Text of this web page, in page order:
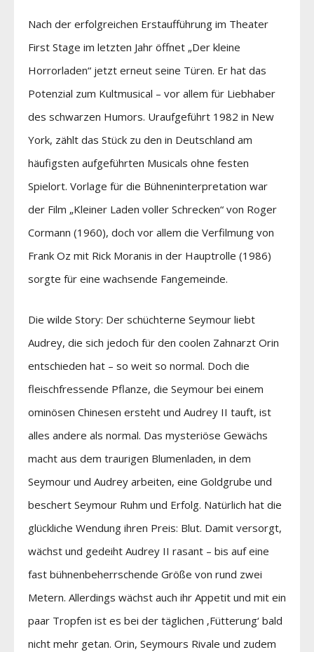
Nach der erfolgreichen Erstaufführung im Theater
First Stage im letzten Jahr öffnet „Der kleine
Horrorladen“ jetzt erneut seine Türen. Er hat das
Potenzial zum Kultmusical – vor allem für Liebhaber
des schwarzen Humors. Uraufgeführt 1982 in New
York, zählt das Stück zu den in Deutschland am
häufigsten aufgeführten Musicals ohne festen
Spielort. Vorlage für die Bühneninterpretation war
der Film „Kleiner Laden voller Schrecken“ von Roger
Cormann (1960), doch vor allem die Verfilmung von
Frank Oz mit Rick Moranis in der Hauptrolle (1986)
sorgte für eine wachsende Fangemeinde.
Die wilde Story: Der schüchterne Seymour liebt
Audrey, die sich jedoch für den coolen Zahnarzt Orin
entschieden hat – so weit so normal. Doch die
fleischfressende Pflanze, die Seymour bei einem
ominösen Chinesen ersteht und Audrey II tauft, ist
alles andere als normal. Das mysteriöse Gewächs
macht aus dem traurigen Blumenladen, in dem
Seymour und Audrey arbeiten, eine Goldgrube und
beschert Seymour Ruhm und Erfolg. Natürlich hat die
glückliche Wendung ihren Preis: Blut. Damit versorgt,
wächst und gedeiht Audrey II rasant – bis auf eine
fast bühnenbeherrschende Größe von rund zwei
Metern. Allerdings wächst auch ihr Appetit und mit ein
paar Tropfen ist es bei der täglichen ‚Fütterung‘ bald
nicht mehr getan. Orin, Seymours Rivale und zudem